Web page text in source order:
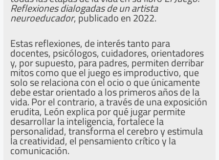
Reflexiones dialogadas de un artista
neuroeducador, publicado en 2022.
Estas reflexiones, de interés tanto para
docentes, psicólogos, cuidadores, orientadores
y, por supuesto, para padres, permiten derribar
mitos como que el juego es improductivo, que
solo se relaciona con el ocio o que únicamente
debe estar orientado a los primeros años de la
vida. Por el contrario, a través de una exposición
erudita, León explica por qué jugar permite
desarrollar la inteligencia, fortalece la
personalidad, transforma el cerebro y estimula
la creatividad, el pensamiento crítico y la
comunicación.